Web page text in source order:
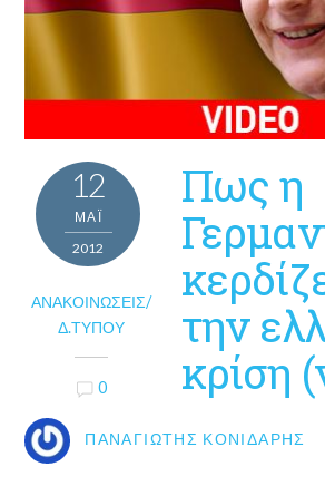
12
ΜΑΪ́
2012
ΑΝΑΚΟΙΝΏΣΕΙΣ/
Δ.ΤΎΠΟΥ
0
Πως η
την
κρίση
ΠΑΝΑΓΙΏΤΗΣ ΚΟΝΙΔΆΡΗΣ